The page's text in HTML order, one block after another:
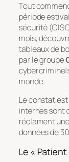
Tout
période
sécurité
mois,
tableaux de
par le groupe
monde.
Le constat
internes sont
réclament
données de
Le «